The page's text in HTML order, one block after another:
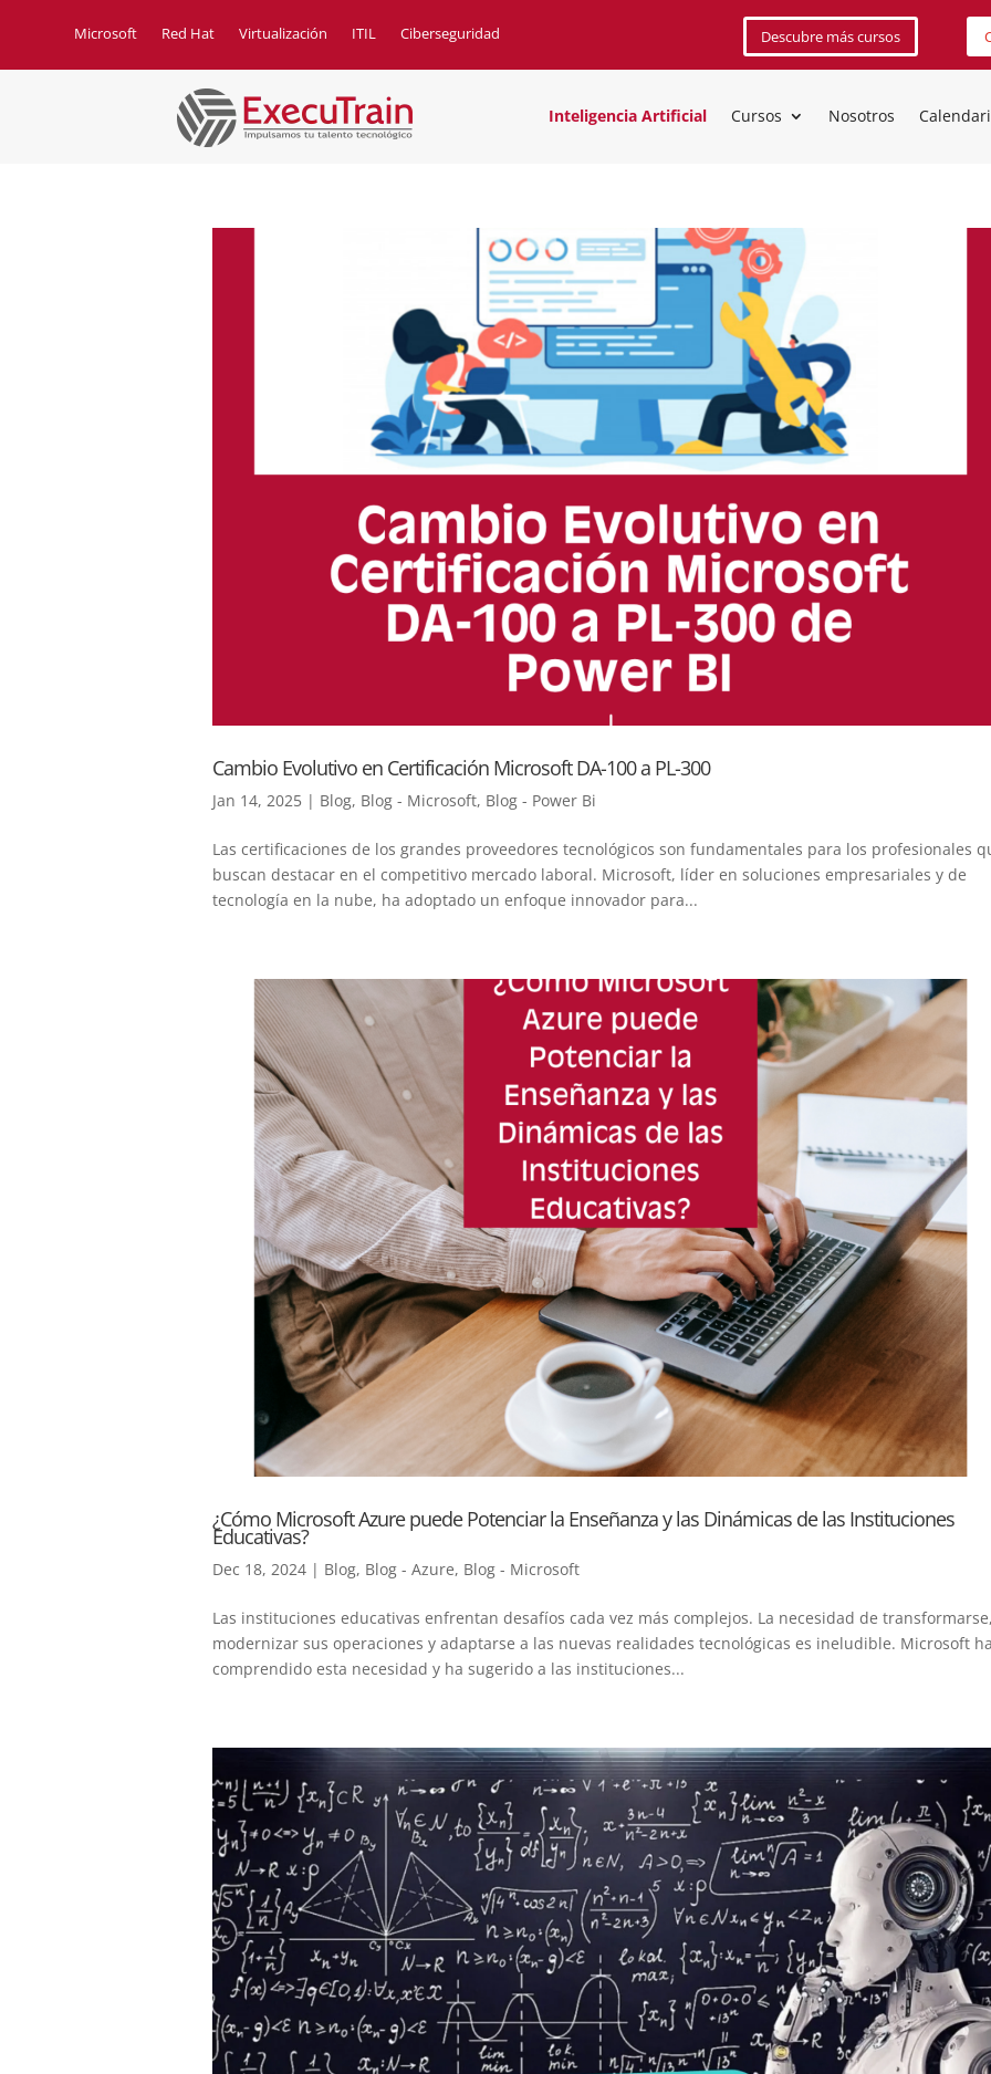
Microsoft Red Hat Virtualización ITIL Ciberseguridad Descubre más cursos
Inteligencia Artificial Cursos Nosotros
Cambio Evolutivo en Certificación Microsoft DA-100 a PL-300
Jan 14, 2025 | Blog, Blog - Microsoft, Blog - Power Bi
Las certificaciones de los grandes proveedores tecnológicos son fundamentales para los profesionales
buscan destacar en el competitivo mercado laboral. Microsoft, líder en soluciones empresariales y de
tecnología en la nube, ha adoptado un enfoque innovador para...
¿Cómo Microsoft Azure puede Potenciar la Enseñanza y las Dinámicas de las Instituciones
Educativas?
Dec 18, 2024 | Blog, Blog - Azure, Blog - Microsoft
Las instituciones educativas enfrentan desafíos cada vez más complejos. La necesidad de
modernizar sus operaciones y adaptarse a las nuevas realidades tecnológicas es ineludible. Microsoft
comprendido esta necesidad y ha sugerido a las instituciones...